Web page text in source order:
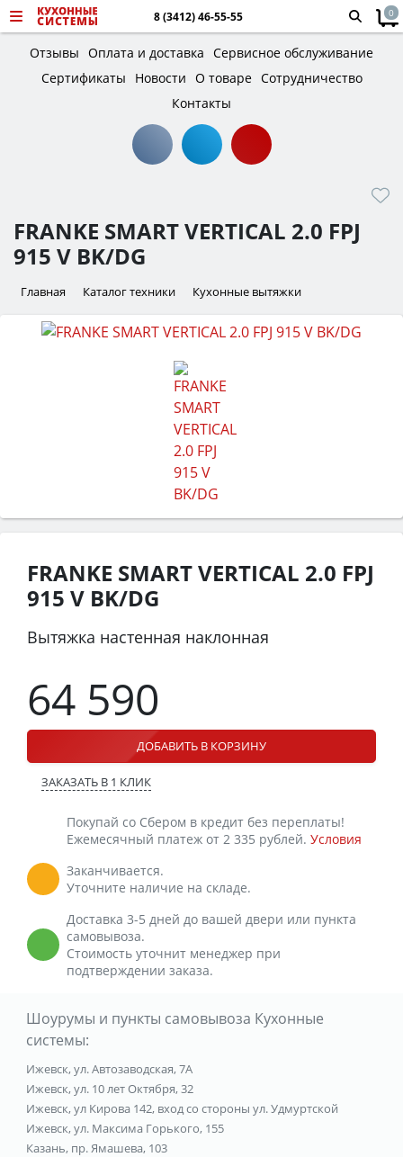
8 (3412) 46-55-55 0
Отзывы Оплата и доставка Сервисное обслуживание
Сертификаты
Новости О товаре Сотрудничество
Контакты
FRANKE SMART VERTICAL 2.0 FPJ
915 V BK/DG
Главная Каталог техники Кухонные вытяжки
FRANKE SMART VERTICAL 2.0 FPJ
915 V BK/DG
Вытяжка настенная наклонная
64 590
ДОБАВИТЬ В КОРЗИНУ
ЗАКАЗАТЬ В 1 КЛИК
Покупай со Сбером в кредит без переплаты!
Ежемесячный платеж от 2 335 рублей. Условия
Заканчивается.
Уточните наличие на складе.
Доставка 3-5 дней до вашей двери или пункта
самовывоза.
Стоимость уточнит менеджер при
подтверждении заказа.
Шоурумы и пункты самовывоза Кухонные
системы:
Ижевск, ул. Автозаводская, 7А
Ижевск, ул. 10 лет Октября, 32
Ижевск, ул Кирова 142, вход со стороны ул. Удмуртской
Ижевск, ул. Максима Горького, 155
Казань, пр. Ямашева, 103